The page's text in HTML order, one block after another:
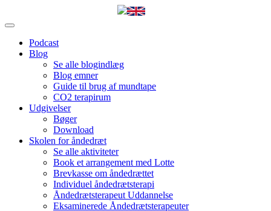
Podcast
Blog
Se alle blogindlæg
Blog emner
Guide til brug af mundtape
CO2 terapirum
Udgivelser
Bøger
Download
Skolen for åndedræt
Se alle aktiviteter
Book et arrangement med Lotte
Brevkasse om åndedrættet
Individuel åndedrætsterapi
Åndedrætsterapeut Uddannelse
Eksaminerede Åndedrætsterapeuter